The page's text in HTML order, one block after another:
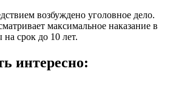
возбуждено уголовное дело.
максимальное наказание в
срок до 10 лет.
интересно: